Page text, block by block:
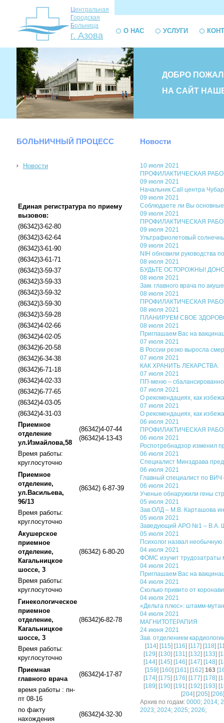
Центральная
Городская
Больница
г. Азова О НАС УСЛУГИ
ДОБРО
НА САЙТ
БОЛЬНИЧНЫЙ ПРОЦЕСС
Новости
Единая регистратура по приему
вызовов:
(86342)3-62-80
(86342)3-62-64
(86342)3-61-90
(86342)3-61-71
(86342)3-59-37
(86342)3-59-33
(86342)3-59-32
(86342)3-59-30
(86342)3-59-28
(86342)4-02-66
(86342)4-02-05
(86342)6-20-58
(86342)6-34-38
(86342)6-71-18
(86342)4-02-33
(86342)6-77-65
(86342)4-03-05
(86342)4-31-03
Приемное
отделение
ул.Измайлова,58
(86342)4-07-44
(86342)4-13-43
Время работы:
круглосуточно
Приемное
отделение,
ул.Васильева,
96/13
(86342) 6-87-39
Время работы:
круглосуточно
Акушерское
приемное
отделение,
Кагальницкое
шоссе, 3
(86342) 6-80-20
Время работы:
круглосуточно
Гинекологическое
приемное
отделение,
Кагальницкое
шоссе, 3
(86342)6-82-78
Время работы:
круглосуточно
Приемная
главного врача
(86342)4-17-87
время работы : пн-
пт 08-16
по факту
нахождения
(86342)4-32-30
Новости
10 июля 2021
ПРОФИЛАКТИЧЕСКАЯ
09 июля 2021
Начальник Call центра
09 июля 2021
Соблюдаете ли Вы
09 июля 2021
ПРОФИЛАКТИЧЕСКАЯ
09 июля 2021
Ультрафиолетовый
09 июля 2021
NIH обновили руководства
08 июля 2021
БУДЬТЕ ОСТОРОЖНЫ!
08 июля 2021
Зам. главного врача по
08 июля 2021
ПРОФИЛАКТИЧЕСКАЯ
08 июля 2021
ПЛАНИРУЕМ СВОЕ
08 июля 2021
Приглашаем Вас на
07 июля 2021
В России резко выросла
07 июля 2021
КАК ХРАНИТЬ ЛЕКАРСТВА.
07 июля 2021
ПП-меню –
07 июля 2021
О рекомендациях, как
07 июля 2021
О рекомендациях, как
06 июля 2021
ПРОФИЛАКТИЧЕСКАЯ
06 июля 2021
Роспотребнадзор изменил
06 июля 2021
Специалист Минздрава
06 июля 2021
Главный специалист по ВИЧ
06 июля 2021
Ученые обнаружили гены
05 июля 2021
Зав.ОЛД – М.В. Карташова
05 июля 2021
Заведующий АРО №1 – В.А.
05 июля 2021
Психолог назвал
04 июля 2021
ФОМС изучит трудозатраты
04 июля 2021
Приглашаем Вас на
04 июля 2021
Сколько привито от
04 июля 2021
«Дельта плюс»: штамм-
04 июля 2021
МАГНИТОТЕРАПИЯ
24 июня 2021
Зав. отделением
[114] [115] [116] [117] [118] [
[129] [130] [131] [132] [133] [
[144] [145] [146] [147] [148] [
[159] [160] [161] [162] 163[
[174] [175] [176] [177] [178] [
[189] [190] [191] [192] [193] [
[204] [205] [206
Архив по годам: 0000; 2014;
2023; 2024; 2025; 2026;